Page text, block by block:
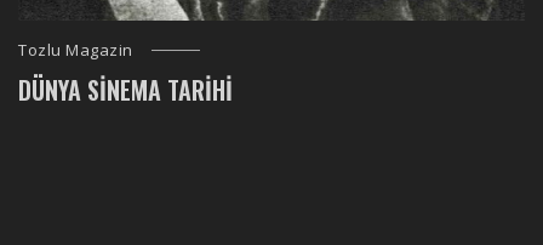
Tozlu Magazin
DÜNYA SINEMA TARIHI